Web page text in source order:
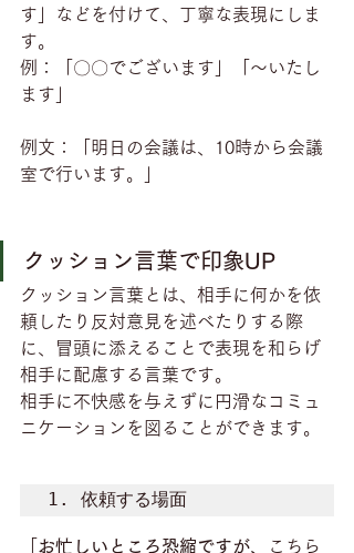
す」などを付けて、丁寧な表現にしま
す。
例：「〇〇でございます」「～いたし
ます」
例文：「明日の会議は、10時から会議
室で行います。」
クッション言葉で印象UP
クッション言葉とは、相手に何かを依
頼したり反対意見を述べたりする際
に、冒頭に添えることで表現を和らげ
相手に配慮する言葉です。
相手に不快感を与えずに円滑なコミュ
ニケーションを図ることができます。
1. 依頼する場面
お忙しいところ恐縮ですが、 こちら